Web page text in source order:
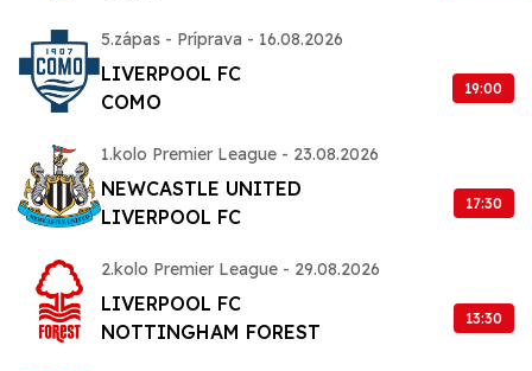
5.zápas - Príprava - 16.08.2026
LIVERPOOL FC
COMO
19:00
1.kolo Premier League - 23.08.2026
NEWCASTLE UNITED
LIVERPOOL FC
17:30
2.kolo Premier League - 29.08.2026
LIVERPOOL FC
NOTTINGHAM FOREST
13:30